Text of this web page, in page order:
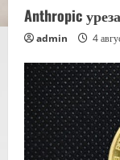
Anthropic
admin 4